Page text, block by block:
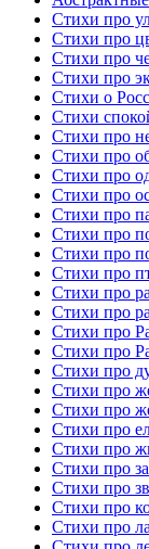
Стихи про
Стихи про
Стихи про
Стихи про
Стихи о
Стихи
Стихи про
Стихи про
Стихи про
Стихи про
Стихи про
Стихи про
Стихи про
Стихи про
Стихи про
Стихи про
Стихи про
Стихи про
Стихи про
Стихи про
Стихи про
Стихи про
Стихи про
Стихи про
Стихи про
Стихи про
Стихи про